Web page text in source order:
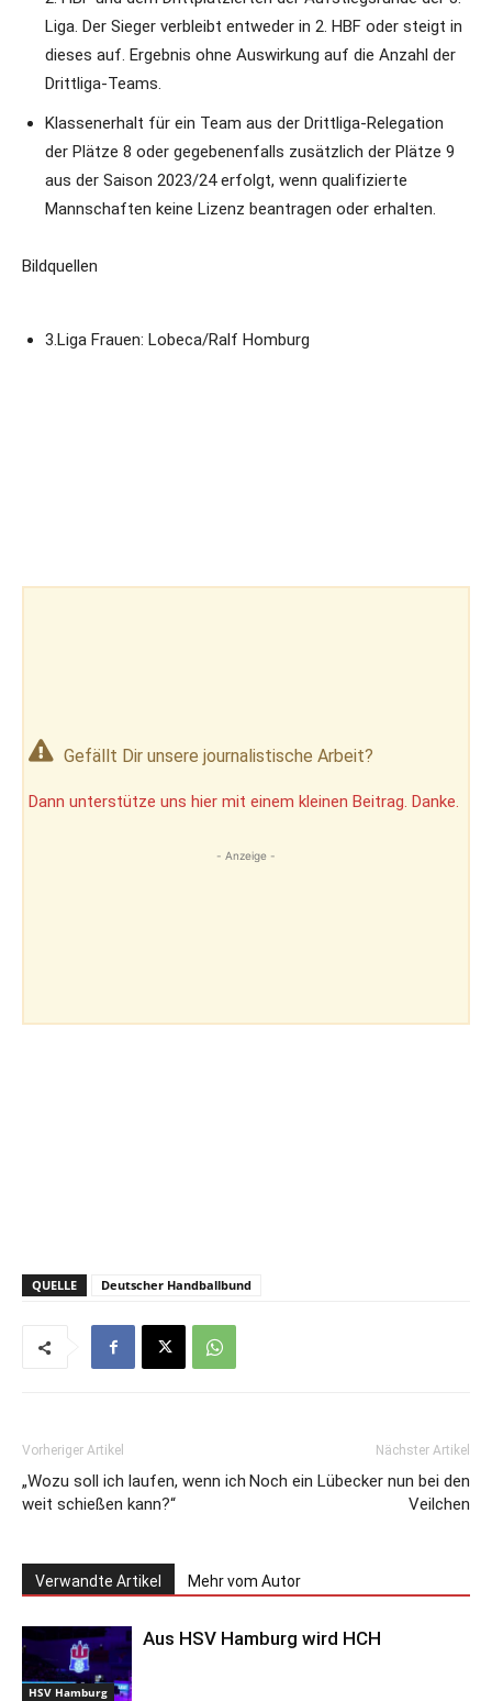
Liga. Der Sieger verbleibt entweder in 2. HBF oder steigt in
dieses auf. Ergebnis ohne Auswirkung auf die Anzahl der
Drittliga-Teams.
Klassenerhalt für ein Team aus der Drittliga-Relegation
der Plätze 8 oder gegebenenfalls zusätzlich der Plätze 9
aus der Saison 2023/24 erfolgt, wenn qualifizierte
Mannschaften keine Lizenz beantragen oder erhalten.
Bildquellen
3.Liga Frauen: Lobeca/Ralf Homburg
Gefällt Dir unsere journalistische Arbeit?
Dann unterstütze uns hier mit einem kleinen Beitrag. Danke.
- Anzeige -
QUELLE Deutscher Handballbund
Vorheriger Artikel
„Wozu soll ich laufen, wenn ich
weit schießen kann?“
Nächster Artikel
Noch ein Lübecker nun bei den
Veilchen
Verwandte Artikel Mehr vom Autor
HSV Hamburg
Aus HSV Hamburg wird HCH